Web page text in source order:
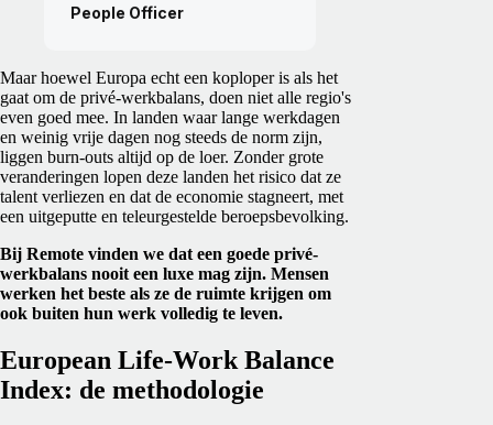
People Officer
Maar hoewel Europa echt een koploper is als het
gaat om de privé-werkbalans, doen niet alle regio's
even goed mee. In landen waar lange werkdagen
en weinig vrije dagen nog steeds de norm zijn,
liggen burn-outs altijd op de loer. Zonder grote
veranderingen lopen deze landen het risico dat ze
talent verliezen en dat de economie stagneert, met
een uitgeputte en teleurgestelde beroepsbevolking.
Bij Remote vinden we dat een goede privé-
werkbalans nooit een luxe mag zijn. Mensen
werken het beste als ze de ruimte krijgen om
ook buiten hun werk volledig te leven.
European Life-Work Balance
Index: de methodologie